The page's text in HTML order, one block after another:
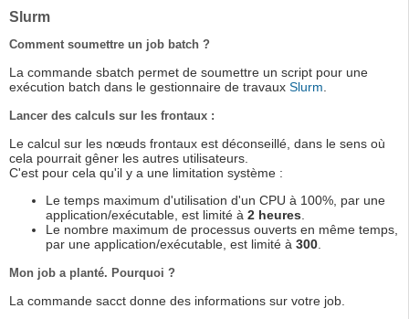
Slurm
Comment soumettre un job batch ?
La commande sbatch permet de soumettre un script pour une
exécution batch dans le gestionnaire de travaux Slurm.
Lancer des calculs sur les frontaux :
Le calcul sur les nœuds frontaux est déconseillé, dans le sens où
cela pourrait gêner les autres utilisateurs.
C'est pour cela qu'il y a une limitation système :
Le temps maximum d'utilisation d'un CPU à 100%, par une
application/exécutable, est limité à 2 heures.
Le nombre maximum de processus ouverts en même temps,
par une application/exécutable, est limité à 300.
Mon job a planté. Pourquoi ?
La commande sacct donne des informations sur votre job.